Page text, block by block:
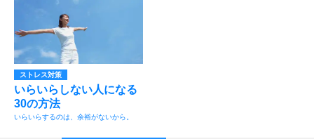
ストレス対策
いらいらしない人になる
30の方法
いらいらするのは、余裕がないから。